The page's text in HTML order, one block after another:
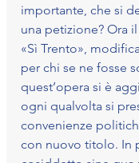
importante, che si
una petizione? Ora
«Sì Trento»,
per chi se ne fosse
quest’opera si è
ogni qualvolta si
convenienze
con nuovo titolo. In